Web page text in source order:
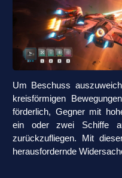
Um Beschuss
kreisförmigen
förderlich, Gegner mit
ein oder zwei Schiffe
zurückzufliegen. Mit
herausfordernde